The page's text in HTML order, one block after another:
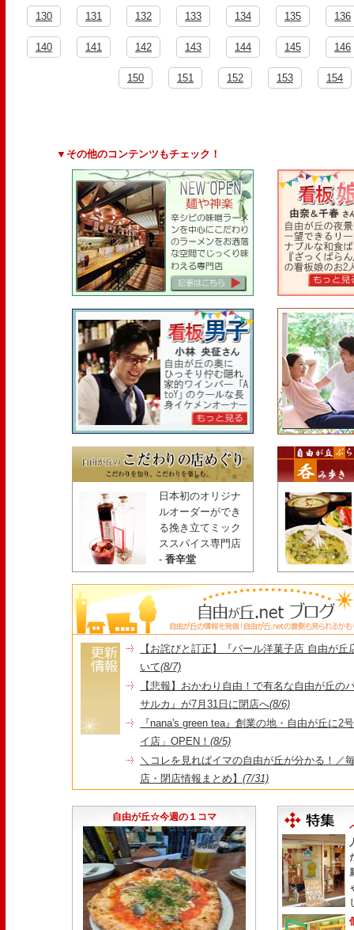
130 131 132 133 134 135 136
140 141 142 143 144 145 146
150 151 152 153 154
▼その他のコンテンツもチェック！
日本初のオリジナ
ルオーダーができ
る挽き立てミック
ススパイス専門店
- 香辛堂
【お詫びと訂正】『パール洋菓子店 自由が
いて(8/7)
【悲報】おかわり自由！で有名な自由が丘の
サルカ』が7月31日に閉店へ(8/6)
『nana's green tea』創業の地・自由が丘に2
イ店」OPEN！ (8/5)
＼コレを見ればイマの自由が丘が分かる！／
店・閉店情報まとめ】 (7/31)
永久パス配布も！
自由が丘☆今週の１コマ